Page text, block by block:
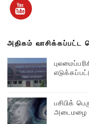
அதிகம் வாசிக்கப்பட்ட
பசிபிக்
அடைமழை